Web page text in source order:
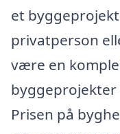
et
privatperson
være en
Prisen på